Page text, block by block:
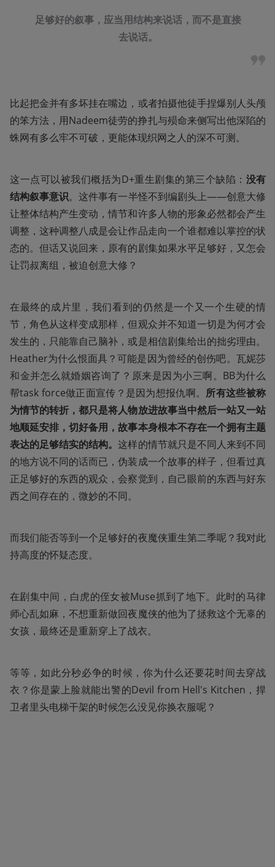
足够好的叙事，应当用结构来说话，而不是直接
去说话。
比起把金并有多坏挂在嘴边，或者拍摄他徒手捏爆别人头颅
的笨方法，用Nadeem徒劳的挣扎与殒命来侧写出他深陷的
蛛网有多么牢不可破，更能体现织网之人的深不可测。
这一点可以被我们概括为D+重生剧集的第三个缺陷： 没有
结构叙事意识。这件事有一半怪不到编剧头上——创意大修
让整体结构产生变动，情节和许多人物的形象必然都会产生
调整，这种调整八成是会让作品走向一个谁都难以掌控的状
态的。但话又说回来，原有的剧集如果水平足够好，又怎会
让罚叔离组，被迫创意大修？
在最终的成片里，我们看到的仍然是一个又一个生硬的情
节，角色从这样变成那样，但观众并不知道一切是为何才会
发生的，只能靠自己脑补，或是相信剧集给出的拙劣理由。
Heather为什么恨面具？可能是因为曾经的创伤吧。瓦妮莎
和金并怎么就婚姻咨询了？原来是因为小三啊。BB为什么
帮task force做正面宣传？是因为想报仇啊。 所有这些被称
为情节的转折，都只是将人物放进故事当中然后一站又一站
地顺延安排，切好备用，故事本身根本不存在一个拥有主题
表达的足够结实的结构。这样的情节就只是不同人来到不同
的地方说不同的话而已，伪装成一个故事的样子，但看过真
正足够好的东西的观众，会察觉到，自己眼前的东西与好东
西之间存在的，微妙的不同。
而我们能否等到一个足够好的夜魔侠重生第二季呢？我对此
持高度的怀疑态度。
在剧集中间，白虎的侄女被Muse抓到了地下。此时的马律
师心乱如麻，不想重新做回夜魔侠的他为了拯救这个无辜的
女孩，最终还是重新穿上了战衣。
等等，如此分秒必争的时候，你为什么还要花时间去穿战
衣？你是蒙上脸就能出警的Devil from Hell's Kitchen，捍
卫者里头电梯干架的时候怎么没见你换衣服呢？